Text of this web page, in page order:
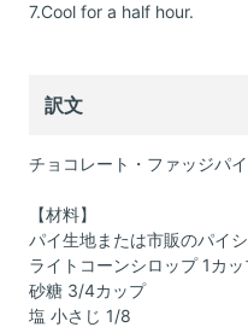
7.Cool for a half hour.
訳文
チョコレート・ファッジパイ
【材料】
パイ生地または市販のパイ
ライトコーンシロップ 1カッ
砂糖 3/4カップ
塩 小さじ 1/8